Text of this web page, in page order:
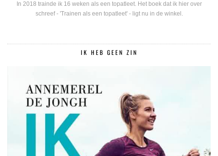
In 2018 trainde ik 16 weken als een topatleet. Het boek dat ik hier over
schreef - 'Trainen als een topatleet' - ligt nu in de winkel.
IK HEB GEEN ZIN